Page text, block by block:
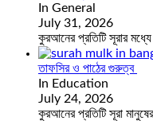
In General
July 31, 2026
কুরআনের প্রতিটি সূরার
তাফসির ও পাঠের গুরুত্ব
In Education
July 24, 2026
কুরআনের প্রতিটি সূরা